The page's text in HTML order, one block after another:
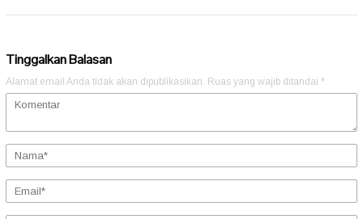
Tinggalkan Balasan
Alamat email Anda tidak akan dipublikasikan. Ruas yang wajib ditandai *